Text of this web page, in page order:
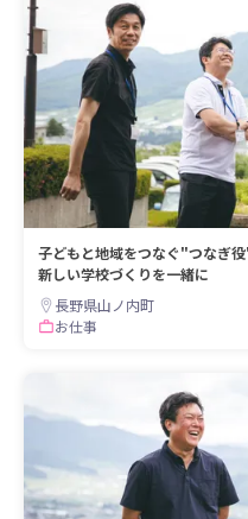
子どもと地域をつなぐ"つなぎ
新しい学校づくりを一緒に
長野県山ノ内町
お仕事